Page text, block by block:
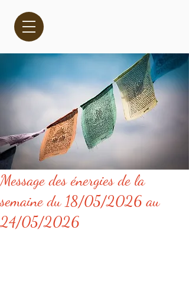
Message des énergies de la
semaine du 18/05/2026 au
24/05/2026